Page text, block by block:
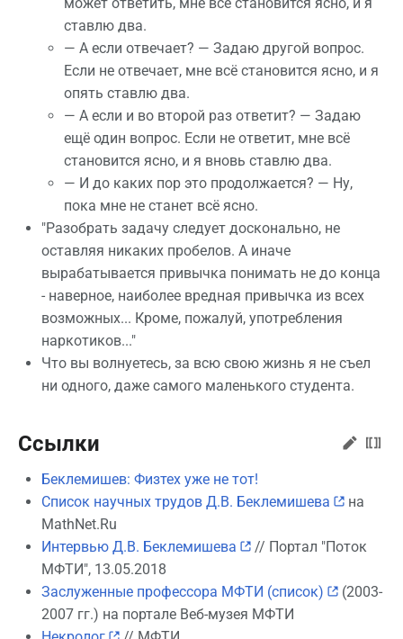
ставлю два.
— А если отвечает? — Задаю другой вопрос.
Если не отвечает, мне всё становится ясно, и я
опять ставлю два.
— А если и во второй раз ответит? — Задаю
ещё один вопрос. Если не ответит, мне всё
становится ясно, и я вновь ставлю два.
— И до каких пор это продолжается? — Ну,
пока мне не станет всё ясно.
"Разобрать задачу следует досконально, не
оставляя никаких пробелов. А иначе
вырабатывается привычка понимать не до конца
- наверное, наиболее вредная привычка из всех
возможных... Кроме, пожалуй, употребления
наркотиков..."
Что вы волнуетесь, за всю свою жизнь я не съел
ни одного, даже самого маленького студента.
Ссылки
Беклемишев: Физтех уже не тот!
Список научных трудов Д.В. Беклемишева
на
MathNet.Ru
Интервью Д.В. Беклемишева
// Портал "Поток
МФТИ", 13.05.2018
Заслуженные профессора МФТИ (список)
(2003-
2007 гг.) на портале Веб-музея МФТИ